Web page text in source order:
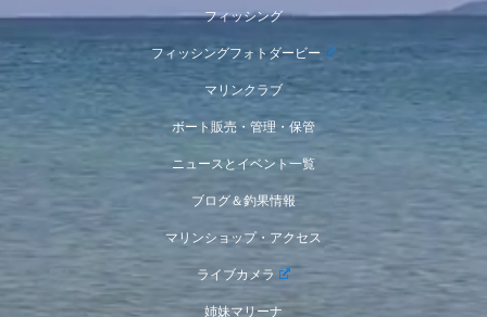
フィッシング
フィッシングフォトダービー
マリンクラブ
ボート販売・管理・保管
ニュースとイベント一覧
ブログ＆釣果情報
マリンショップ・アクセス
ライブカメラ
姉妹マリーナ